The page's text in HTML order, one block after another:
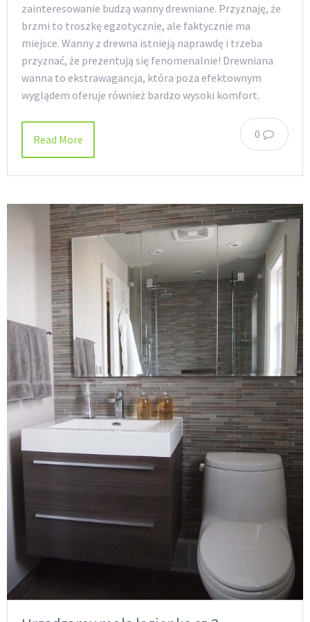
zainteresowanie budzą wanny drewniane. Przyznaję, że
brzmi to troszkę egzotycznie, ale faktycznie ma
miejsce. Wanny z drewna istnieją naprawdę i trzeba
przyznać, że prezentują się fenomenalnie! Drewniana
wanna to ekstrawagancja, która poza efektownym
wyglądem oferuje również bardzo wysoki komfort.
0
Read More